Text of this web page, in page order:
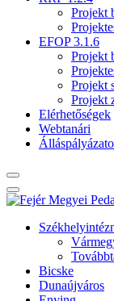
Projekt
EFOP 3.1.6
Projekt
Projekt
Projekt
Elérhetőségek
Webtanári
Bicske
Dunaújváros